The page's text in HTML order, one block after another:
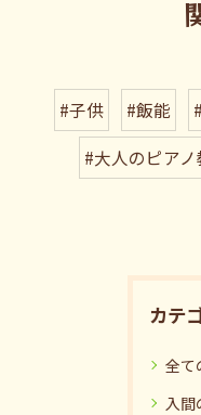
#子供 #飯能
#大人のピアノ
カテ
全て
入間